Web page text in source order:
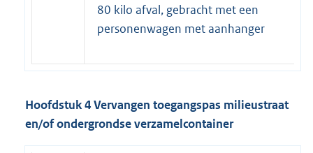
80 kilo afval, gebracht met een
personenwagen met aanhanger
Hoofdstuk 4 Vervangen toegangspas milieustraat
en/of ondergrondse verzamelcontainer